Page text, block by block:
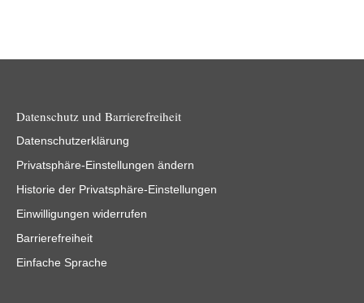
Datenschutz und Barrierefreiheit
Datenschutzerklärung
Privatsphäre-Einstellungen ändern
Historie der Privatsphäre-Einstellungen
Einwilligungen widerrufen
Barrierefreiheit
Einfache Sprache